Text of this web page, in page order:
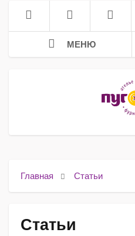
МЕНЮ
Главная Статьи
Статьи